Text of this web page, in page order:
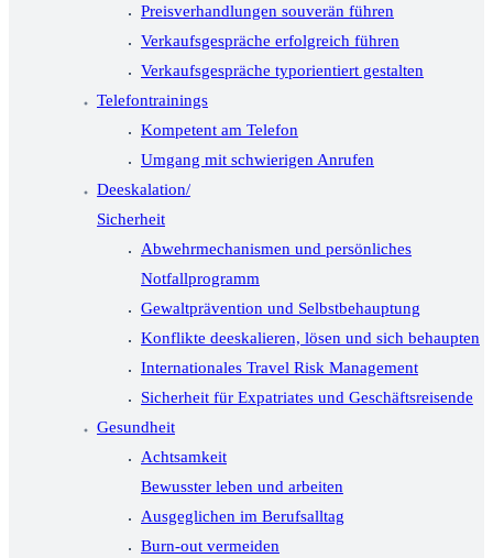
Preisverhandlungen souverän führen
Verkaufsgespräche erfolgreich führen
Verkaufsgespräche typorientiert gestalten
Telefontrainings
Kompetent am Telefon
Umgang mit schwierigen Anrufen
Deeskalation/
Sicherheit
Abwehrmechanismen und persönliches
Notfallprogramm
Gewaltprävention und Selbstbehauptung
Konflikte deeskalieren, lösen und sich behaupten
Internationales Travel Risk Management
Sicherheit für Expatriates und Geschäftsreisende
Gesundheit
Achtsamkeit
Bewusster leben und arbeiten
Ausgeglichen im Berufsalltag
Burn-out vermeiden